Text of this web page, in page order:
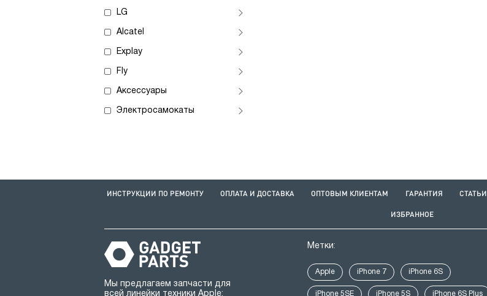
LG
Alcatel
Explay
Fly
Аксессуары
Электросамокаты
ИНСТРУКЦИИ ПО РЕМОНТУ ОПЛАТА И ДОСТАВКА ОПТОВЫМ КЛИЕНТАМ ГАРАНТИЯ СТАТЬИ
ИЗБРАННОЕ
Мы предлагаем запчасти для
всей линейки техники Apple:
Метки:
Apple iPhone 7 iPhone 6S
iPhone 5SE iPhone 5S iPhone 6S Plus